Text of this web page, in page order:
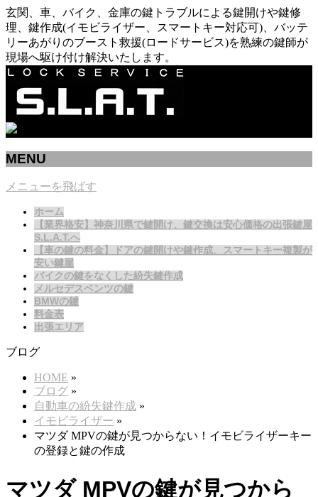
玄関、車、バイク、金庫の鍵トラブルによる鍵開けや鍵修
理、鍵作成(イモビライザー、スマートキー対応可)、バッテ
リーあがりのブースト救援(ロードサービス)を熟練の鍵師が
現場へ駆け付け解決いたします。
MENU
メニューを飛ばす
ホーム
【業界格安】神奈川県で鍵開け、鍵交換は安心価格の出張鍵屋
S.L.A.T.へ
【車の鍵の料金】ドアの鍵開けや鍵作成、スマートキー複製が
安い鍵屋
バイクの鍵をなくした紛失鍵作成
メルセデスベンツの鍵
BMWの鍵
料金表
出張エリア
ブログ
HOME »
ブログ »
自動車の紛失鍵作成 »
イモビライザー »
マツダ MPVの鍵が見つからない！イモビライザーキー
の登録と鍵の作成
マツダ MPVの鍵が見つから